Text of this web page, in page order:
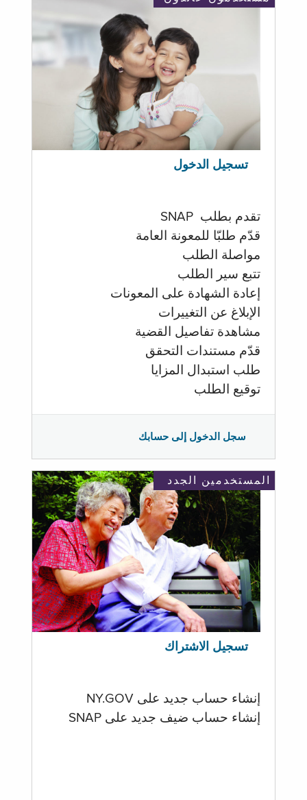
تسجيل الدخول
تقدم بطلب SNAP
قدّم طلبّا للمعونة العامة
مواصلة الطلب
تتبع سير الطلب
إعادة الشهادة على المعونات
الإبلاغ عن التغييرات
مشاهدة تفاصيل القضية
قدّم مستندات التحقق
طلب استبدال المزايا
توقيع الطلب
سجل الدخول إلى حسابك
المستخدمين الجدد
تسجيل الاشتراك
إنشاء حساب جديد على NY.GOV
إنشاء حساب ضيف جديد على SNAP